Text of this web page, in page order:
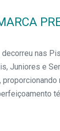
decorreu nas
Juniores e